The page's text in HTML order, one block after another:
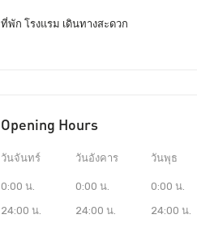
ที่พัก โรงแรม เดินทางสะดวก
Opening Hours
วันจันทร์
0:00 น.
24:00 น.
วันอังคาร
0:00 น.
24:00 น.
วันพุธ
0:00 น.
24:00 น.